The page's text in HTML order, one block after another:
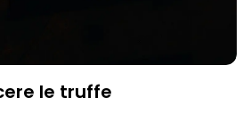
le truffe